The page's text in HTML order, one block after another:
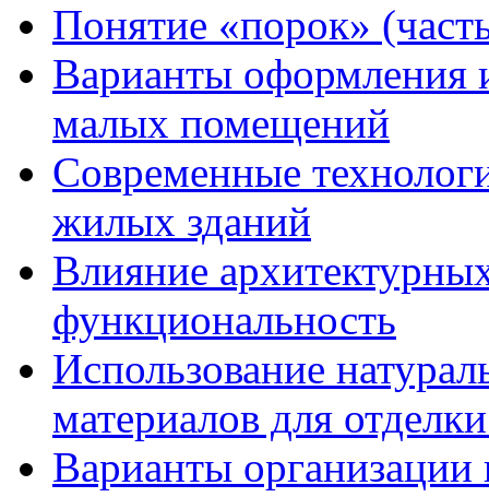
Понятие «порок»
Варианты оформления
малых помещений
Современные
жилых зданий
Влияние
функциональность
Использование
материалов для
Варианты организации